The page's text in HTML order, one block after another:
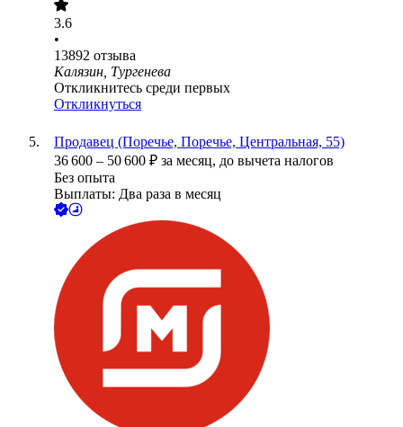
3.6
•
13892 отзыва
Калязин, Тургенева
Откликнитесь среди первых
Откликнуться
Продавец (Поречье, Поречье, Центральная, 55)
36 600 – 50 600 ₽ за месяц, до вычета налогов
Без опыта
Выплаты: Два раза в месяц